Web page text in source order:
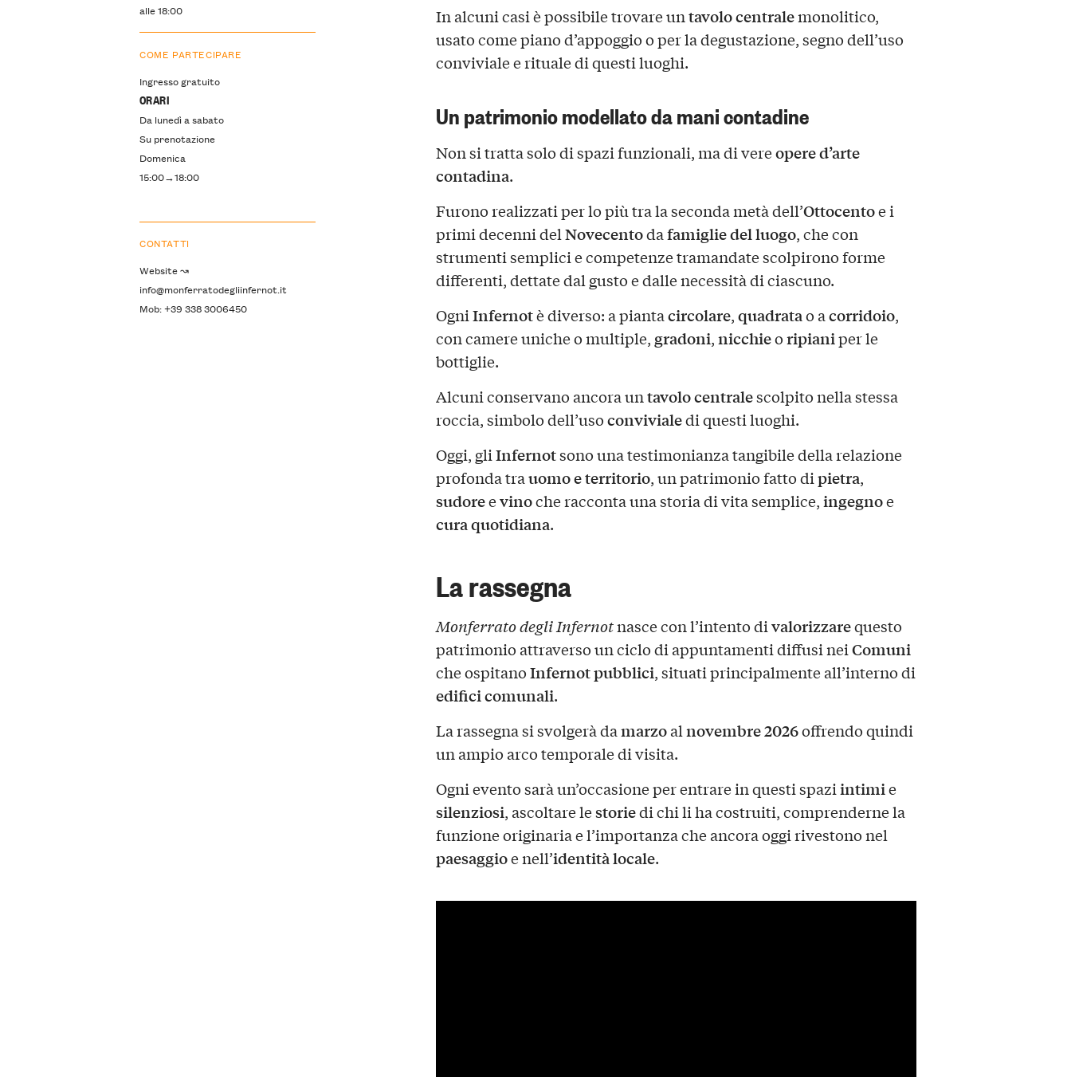
In alcuni casi è possibile trovare untavolo centralemonolitico,
usato come piano d’appoggio o per la degustazione, segno dell’uso
conviviale e rituale di questi luoghi.
Un patrimonio modellato da mani contadine
Non si tratta solo di spazi funzionali, ma di vereopere d’arte
contadina.
Furono realizzati per lo più tra la seconda metà dell’Ottocentoe i
primi decenni delNovecentodafamiglie del luogo, che con
strumenti semplici e competenze tramandate scolpirono forme
differenti, dettate dal gusto e dalle necessità di ciascuno.
OgniInfernotè diverso: a piantacircolare,quadratao acorridoio,
con camere uniche o multiple, gradoni,nicchieoripianiper le
bottiglie.
Alcuni conservano ancora untavolo centralescolpito nella stessa
roccia, simbolo dell’usoconvivialedi questi luoghi.
Oggi, gliInfernotsono una testimonianza tangibile della relazione
profonda trauomo e territorio, un patrimonio fatto dipietra,
sudoreevinoche racconta una storia di vita semplice,ingegnoe
cura quotidiana.
La rassegna
Monferrato degli Infernotnasce con l’intento divalorizzarequesto
patrimonio attraverso un ciclo di appuntamenti diffusi neiComuni
che ospitanoInfernot pubblici, situati principalmente all’interno di
edifici comunali.
La rassegna si svolgerà damarzoalnovembre 2026offrendo quindi
un ampio arco temporale di visita.
Ogni evento sarà un’occasione per entrare in questi spaziintimie
silenziosi, ascoltare lestoriedi chi li ha costruiti, comprenderne la
funzione originaria e l’importanza che ancora oggi rivestono nel
paesaggioe nell’identità locale.
alle 18:00
COME PARTECIPARE
Ingresso gratuito
ORARI
Da lunedì a sabato
Su prenotazione
Domenica
15:00→18:00
CONTATTI
Website ↝
info@monferratodegliinfernot.it
Mob: +39 338 3006450